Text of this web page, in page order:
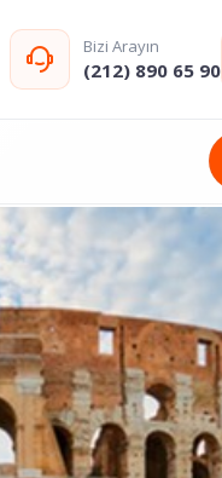
Bizi Arayın
(212) 890 65 90